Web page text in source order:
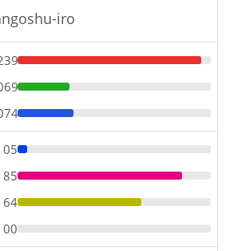
iro
05
85
64
00